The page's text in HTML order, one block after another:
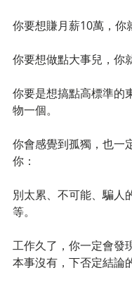
你要想賺月薪10萬，你
你要想做點大事兒，你
你要是想搞點高標準的
物一個。
你會感覺到孤獨，也一
你：
別太累、不可能、騙人
等。
工作久了，你一定會發
本事沒有，下否定結論